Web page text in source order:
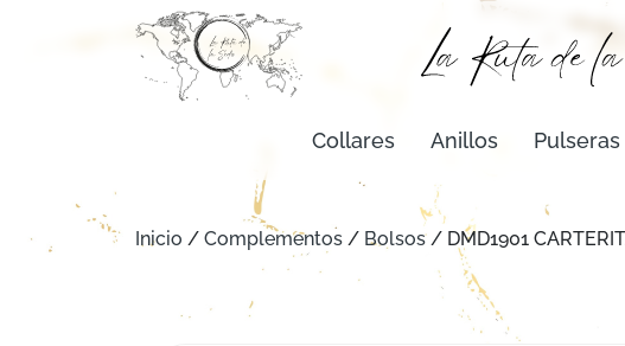
Collares Anillos Pulseras
Inicio / Complementos / Bolsos/ DMD1901